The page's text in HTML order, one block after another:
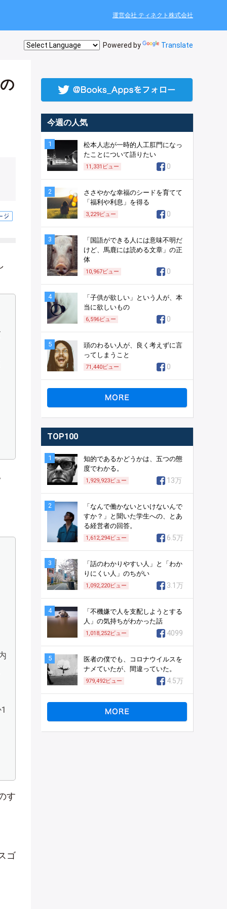
運営会社 ティネクト株式会社
Powered by Translate
す
ゴ
今週の人気
1
松本人志が一時的人工肛門になっ
たことについて語りたい
11,331 ビュー 0
2
ささやかな幸福のシードを育てて
「福利や利息」を得る
3,229ビュー 0
3
「国語ができる人には意味不明だ
けど、馬鹿には読める文章」の正
体
10,967ビュー 0
4
「子供が欲しい」という人が、本
当に欲しいもの
6,596ビュー 0
5
頭のわるい人が、良く考えずに言
ってしまうこと
71,440ビュー 0
TOP100
1
知的であるかどうかは、五つの態
度でわかる。
1,929,923ビュー 13万
2
「なんで働かないといけないんで
すか？」と聞いた学生への、とあ
る経営者の回答。
1,612,294ビュー 6.5万
3
「話のわかりやすい人」と「わか
りにくい人」のちがい
1,092,220ビュー 3.1万
4
「不機嫌で人を支配しようとする
人」の気持ちがわかった話
1,018,252ビュー 4099
5
医者の僕でも、コロナウイルスを
ナメていたが、間違っていた。
979,492ビュー 4.5万